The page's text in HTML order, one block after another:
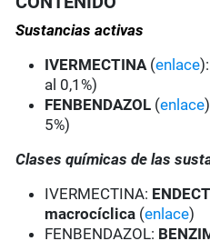
Sustancias activas
IVERMECTINA (enlace
al 0,1%)
FENBENDAZOL (enlace
5%)
Clases químicas de las
IVERMECTINA:
macrocíclica (enlace)
FENBENDAZOL: